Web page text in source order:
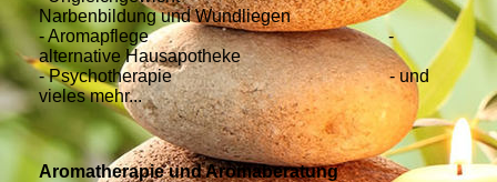
Narbenbildung und Wundliegen
- Aromapflege -
alternative Hausapotheke
- Psychotherapie - und
vieles mehr...
Aromatherapie und Aromaberatung